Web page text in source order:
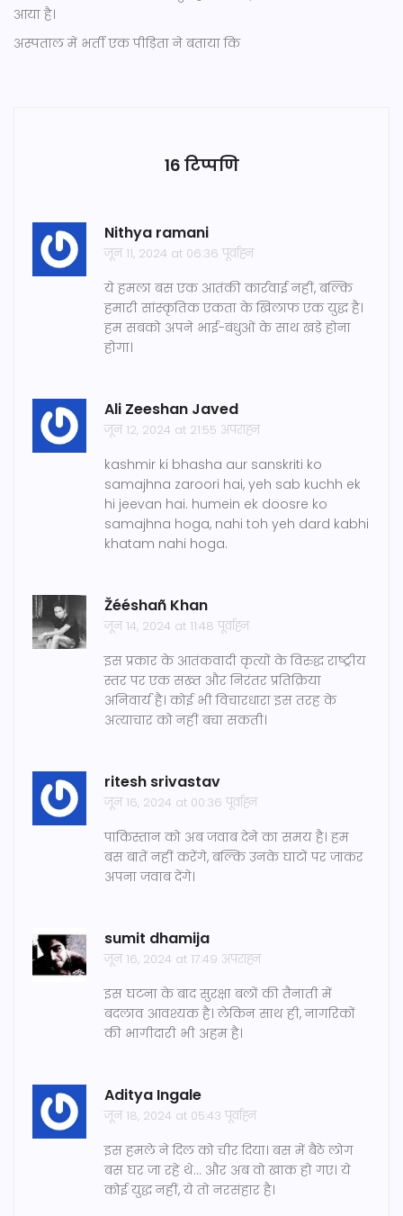
आया है।
अस्पताल में भर्ती एक पीड़िता ने बताया कि
16 टिप्पणि
Nithya ramani
जून 11, 2024 at 06:36 पूर्वाह्न
ये हमला बस एक आतंकी कार्रवाई नहीं, बल्कि
हमारी सांस्कृतिक एकता के खिलाफ एक युद्ध है।
हम सबको अपने भाई-बंधुओं के साथ खड़े होना
होगा।
Ali Zeeshan Javed
जून 12, 2024 at 21:55 अपराह्न
kashmir ki bhasha aur sanskriti ko
samajhna zaroori hai, yeh sab kuchh ek
hi jeevan hai. humein ek doosre ko
samajhna hoga, nahi toh yeh dard kabhi
khatam nahi hoga.
Žééshañ Khan
जून 14, 2024 at 11:48 पूर्वाह्न
इस प्रकार के आतंकवादी कृत्यों के विरुद्ध राष्ट्रीय
स्तर पर एक सख्त और निरंतर प्रतिक्रिया
अनिवार्य है। कोई भी विचारधारा इस तरह के
अत्याचार को नहीं बचा सकती।
ritesh srivastav
जून 16, 2024 at 00:36 पूर्वाह्न
पाकिस्तान को अब जवाब देने का समय है। हम
बस बातें नहीं करेंगे, बल्कि उनके घाटों पर जाकर
अपना जवाब देंगे।
sumit dhamija
जून 16, 2024 at 17:49 अपराह्न
इस घटना के बाद सुरक्षा बलों की तैनाती में
बदलाव आवश्यक है। लेकिन साथ ही, नागरिकों
की भागीदारी भी अहम है।
Aditya Ingale
जून 18, 2024 at 05:43 पूर्वाह्न
इस हमले ने दिल को चीर दिया। बस में बैठे लोग
बस घर जा रहे थे... और अब वो खाक हो गए। ये
कोई युद्ध नहीं, ये तो नरसंहार है।